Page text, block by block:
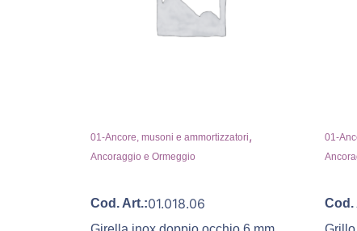
01-Ancore, musoni e ammortizzatori,
Ancoraggio e Ormeggio
Cod. Art.:01.018.06
01-
Cod.